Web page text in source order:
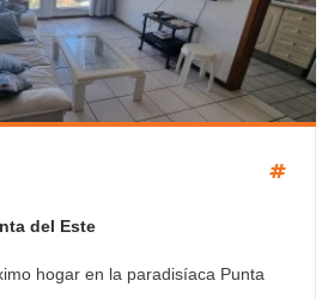
del Este
hogar en la paradisíaca Punta